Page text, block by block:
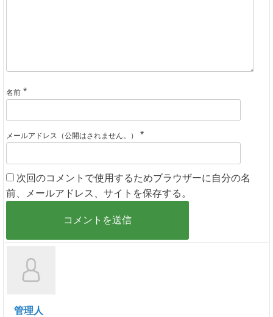
名前 *
メールアドレス（公開はされません。） *
次回のコメントで使用するためブラウザーに自分の名
前、メールアドレス、サイトを保存する。
管理人